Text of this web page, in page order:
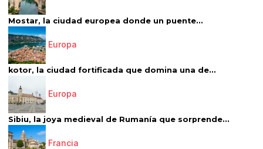
Mostar, la ciudad europea donde un puente...
Europa
kotor, la ciudad fortificada que domina una de...
Europa
Sibiu, la joya medieval de Rumanía que sorprende...
Francia